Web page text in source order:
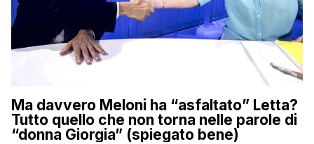
Ma davvero Meloni ha “asfaltato” Letta?
Tutto quello che non torna nelle parole di
“donna Giorgia” (spiegato bene)